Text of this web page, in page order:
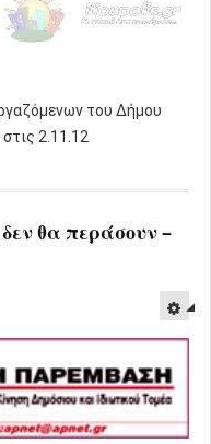
του Δήμου
2.11.12
θα περάσουν –